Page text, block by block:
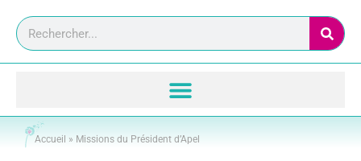
Accueil » Missions du Président d’Apel